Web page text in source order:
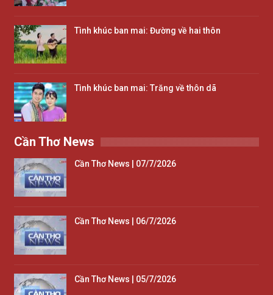
Tình khúc ban mai: Đường về hai thôn
Tình khúc ban mai: Trăng về thôn dã
Cần Thơ News
Cần Thơ News | 07/7/2026
Cần Thơ News | 06/7/2026
Cần Thơ News | 05/7/2026